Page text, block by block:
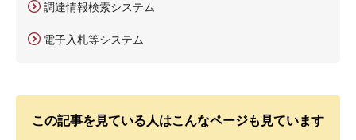
調達情報検索システム
電子入札等システム
この記事を見ている人はこんなページも見ています